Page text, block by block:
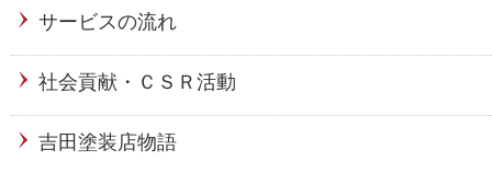
サービスの流れ
社会貢献・ＣＳＲ活動
吉田塗装店物語